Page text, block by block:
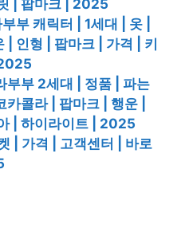
| 팝마크 | 2025
부 캐릭터 | 1세대 | 옷 |
| 인형 | 팝마크 | 가격 | 키
부부 2세대 | 정품 | 파는
콜라 | 팝마크 | 행운 |
| 하이라이트 | 2025
| 가격 | 고객센터 | 바로